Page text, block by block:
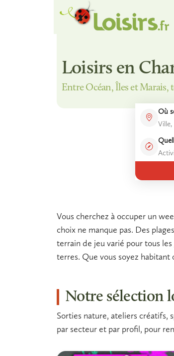
Loisirs en
Entre Océan, Îles et
Où
Vous cherchez à occuper un
choix ne manque pas. Des
terrain de jeu varié pour tous les
terres. Que vous soyez habitant
Notre sélection
Sorties nature, ateliers créatifs,
par secteur et par profil, pour